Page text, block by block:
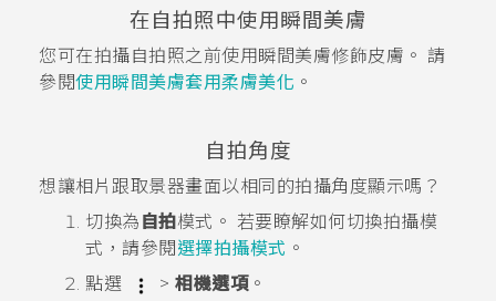
在自拍照中使用瞬間美膚
您可在拍攝自拍照之前使用瞬間美膚修飾皮膚。 請
參閱使用瞬間美膚套用柔膚美化 。
自拍角度
想讓相片跟取景器畫面以相同的拍攝角度顯示嗎？
切換為 自拍模式。 若要瞭解如何切換拍攝模
式，請參閱 選擇拍攝模式 。
點選
> 相機選項。